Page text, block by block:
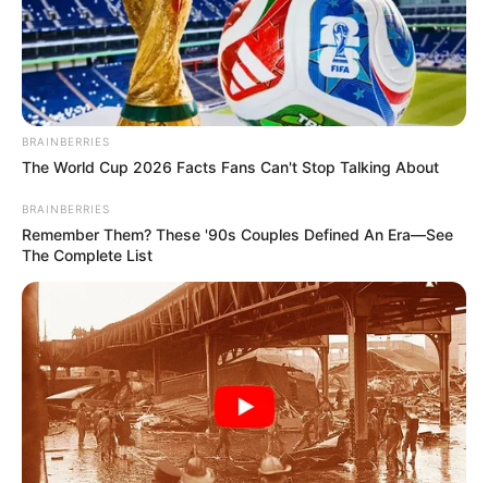
BRAINBERRIES
The World Cup 2026 Facts Fans Can't Stop Talking About
BRAINBERRIES
Remember Them? These '90s Couples Defined An Era—See
The Complete List